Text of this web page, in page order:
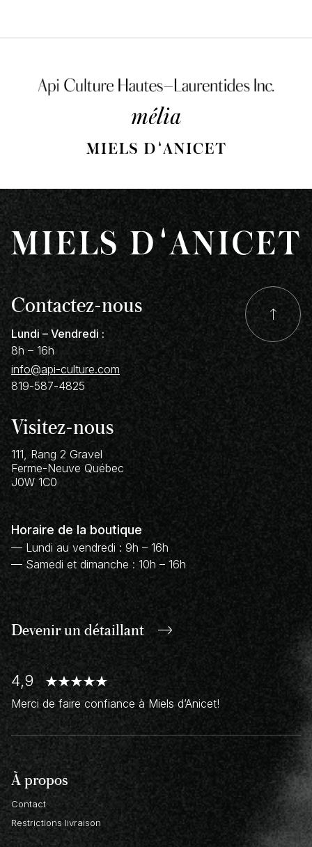
À propos
Contact
Restrictions livraison
Contactez-nous
Lundi – Vendredi :
8h – 16h
info@api-culture.com
819-587-4825
Visitez-nous
111, Rang 2 Gravel
Ferme-Neuve Québec
J0W 1C0
Horaire de la boutique
— Lundi au vendredi : 9h – 16h
— Samedi et dimanche : 10h – 16h
Devenir undétaillant
4,9
Merci de faire confiance à Miels d’Anicet!